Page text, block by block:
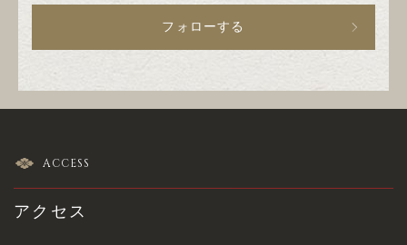
フォローする
ACCESS
アクセス